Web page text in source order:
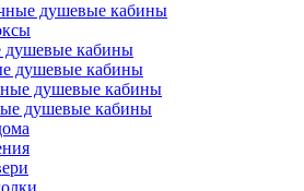
душевые кабины
душевые кабины
душевые кабины
душевые кабины
душевые кабины